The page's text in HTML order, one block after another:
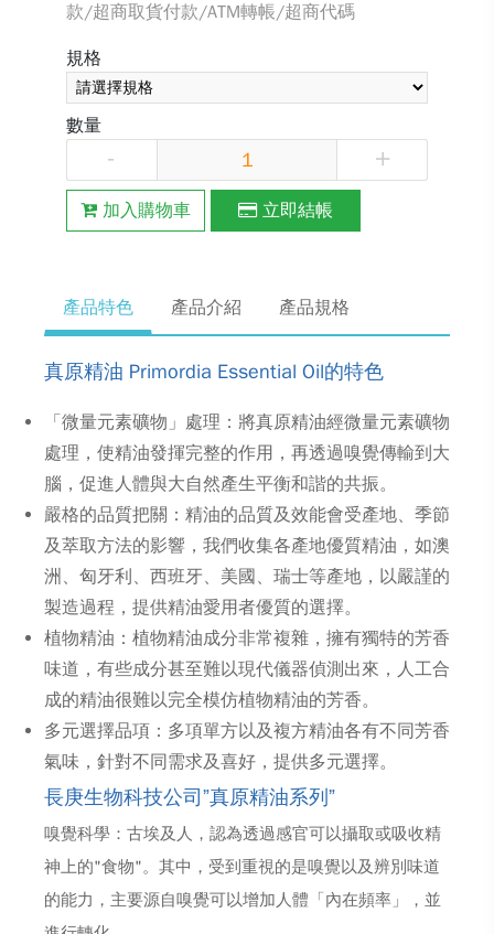
款/超商取貨付款/ATM轉帳/超商代碼
規格
數量
- +
加入購物車 立即結帳
產品特色 產品介紹 產品規格
真原精油 Primordia Essential Oil的特色
「微量元素礦物」處理：將真原精油經微量元素礦物
處理，使精油發揮完整的作用，再透過嗅覺傳輸到大
腦，促進人體與大自然產生平衡和諧的共振。
嚴格的品質把關：精油的品質及效能會受產地、季節
及萃取方法的影響，我們收集各產地優質精油，如澳
洲、匈牙利、西班牙、美國、瑞士等產地，以嚴謹的
製造過程，提供精油愛用者優質的選擇。
植物精油：植物精油成分非常複雜，擁有獨特的芳香
味道，有些成分甚至難以現代儀器偵測出來，人工合
成的精油很難以完全模仿植物精油的芳香。
多元選擇品項：多項單方以及複方精油各有不同芳香
氣味，針對不同需求及喜好，提供多元選擇。
長庚生物科技公司”真原精油系列”
嗅覺科學：古埃及人，認為透過感官可以攝取或吸收精
神上的"食物"。其中，受到重視的是嗅覺以及辨別味道
的能力，主要源自嗅覺可以增加人體「內在頻率」，並